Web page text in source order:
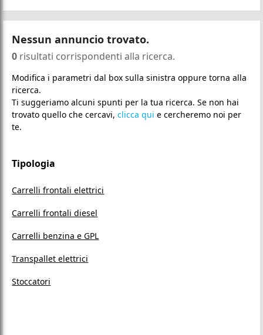
Nessun annuncio trovato.
0 risultati corrispondenti alla ricerca.
Modifica i parametri dal box sulla sinistra oppure torna alla
ricerca.
Ti suggeriamo alcuni spunti per la tua ricerca. Se non hai
trovato quello che cercavi,clicca qui e cercheremo noi per
te.
Tipologia
Carrelli frontali elettrici
Carrelli frontali diesel
Carrelli benzina e GPL
Transpallet elettrici
Stoccatori